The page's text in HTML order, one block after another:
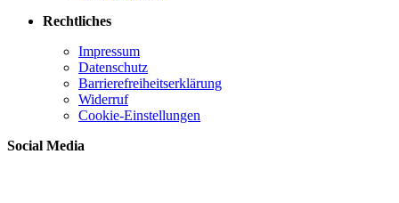
Rechtliches
Impressum
Datenschutz
Barrierefreiheitserklärung
Widerruf
Cookie-Einstellungen
Social Media